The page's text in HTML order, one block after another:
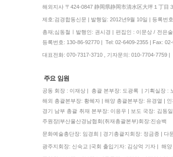
해외지사 〒424-0847 静岡県静岡市清水区大坪１丁目
제호:검경합동신문 | 발행일: 2012년9월 10일 | 등록번
총재;심동철ㅣ발행인: 권시경 | 편집인 : 이문상 / 전은
등록번호: 130-86-92770 | Tel: 02-6409-2355 | Fax:
대표전화: 070-7317-3710 , 기자문의: 010-7704-7759 |
주요 임원
공동 회장 : 이재상 | 총괄 본부장: 도광록 | 기획실장 :
해외 총괄본부장: 황혜자 | 해양 총괄본부장: 유경열 |
경기 남부 총괄 취재 본부장: 이응우 | 보도 국장: 김동
주원장|부산울산경남협회(취재총괄본부)회장:진승백
문화예술총단장: 임경희 | 경기총괄지회장: 정금종 |
광주지회장: 신숙교 |국회 출입기자: 김상억 기자 | 해